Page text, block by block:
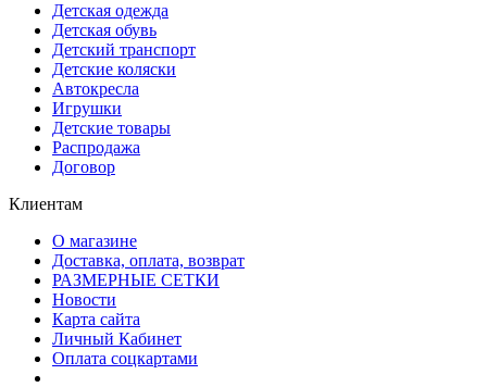
Детская одежда
Детская обувь
Детский транспорт
Детские коляски
Автокресла
Игрушки
Детские товары
Распродажа
Договор
Клиентам
О магазине
Доставка, оплата, возврат
РАЗМЕРНЫЕ СЕТКИ
Новости
Карта сайта
Личный Кабинет
Оплата соцкартами